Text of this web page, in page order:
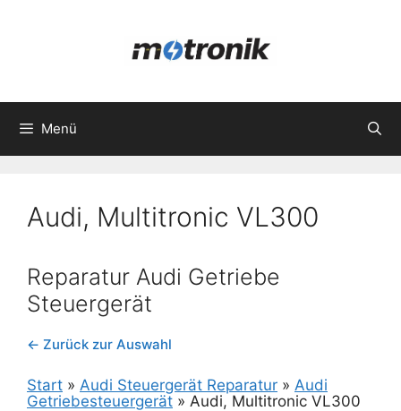
Menü
Audi, Multitronic VL300
Reparatur Audi Getriebe
Steuergerät
← Zurück zur Auswahl
Start » Audi Steuergerät Reparatur » Audi
Getriebesteuergerät » Audi, Multitronic VL300